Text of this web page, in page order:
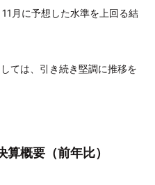
月に予想した水準を上回る結
ては、引き続き堅調に推移を
概要（前年比）